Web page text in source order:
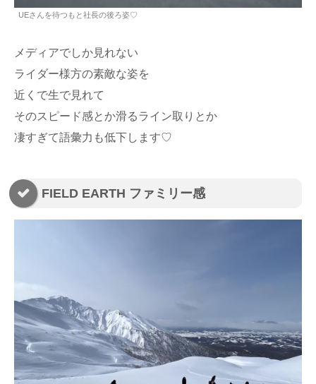
UEさんを待つもと社長の後ろ姿♡
メディアでしか見れない
ライダー様方の素敵な姿を
近くで生で見れて
そのスピード感とか滑るライン取りとか
凄すぎて語彙力も低下します♡
FIELD EARTH ファミリー感